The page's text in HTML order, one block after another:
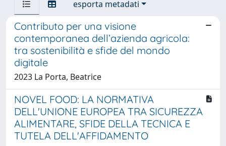
esporta metadati
Contributo per una visione
contemporanea dell’azienda agricola:
tra sostenibilità e sfide del mondo
digitale
2023 La Porta, Beatrice
NOVEL FOOD: LA NORMATIVA
DELL'UNIONE EUROPEA TRA SICUREZZA
ALIMENTARE, SFIDE DELLA TECNICA E
TUTELA DELL'AFFIDAMENTO